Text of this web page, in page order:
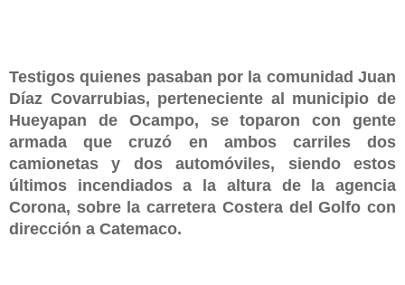
Testigos quienes pasaban por la comunidad Juan
Díaz Covarrubias, perteneciente al municipio de
Hueyapan de Ocampo, se toparon con gente
armada que cruzó en ambos carriles dos
camionetas y dos automóviles, siendo estos
últimos incendiados a la altura de la agencia
Corona, sobre la carretera Costera del Golfo con
dirección a Catemaco.